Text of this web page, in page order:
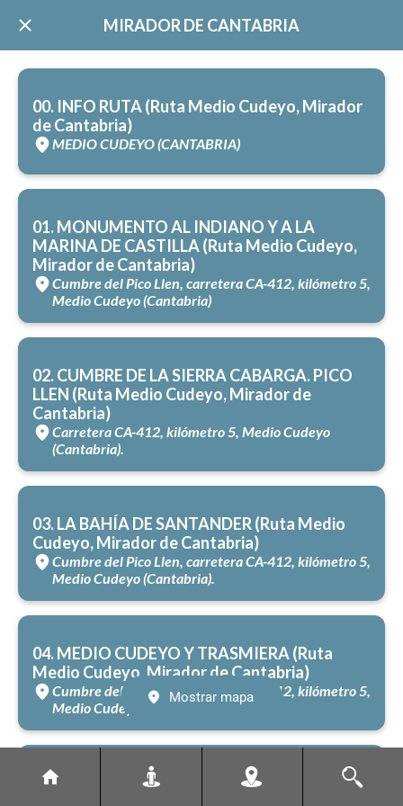
MIRADOR DE CANTABRIA
00. INFO RUTA (Ruta Medio Cudeyo, Mirador
de Cantabria)
MEDIO CUDEYO (CANTABRIA)
01. MONUMENTO AL INDIANO Y A LA
MARINA DE CASTILLA (Ruta Medio Cudeyo,
Mirador de Cantabria)
Cumbre del Pico Llen, carretera CA-412, kilómetro 5,
Medio Cudeyo (Cantabria)
02. CUMBRE DE LA SIERRA CABARGA. PICO
LLEN (Ruta Medio Cudeyo, Mirador de
Cantabria)
Carretera CA-412, kilómetro 5, Medio Cudeyo
(Cantabria).
03. LA BAHÍA DE SANTANDER (Ruta Medio
Cudeyo, Mirador de Cantabria)
Cumbre del Pico Llen, carretera CA-412, kilómetro 5,
Medio Cudeyo (Cantabria).
04. MEDIO CUDEYO Y TRASMIERA (Ruta
Medio Cudeyo, Mirador de Cantabria)
Cumbre del Pico Llen, carretera CA-412, kilómetro 5,
Medio Cudeyo (Cantabria).
05. CASTILNEGRO (Ruta Medio Cudeyo,
Mostrar mapa